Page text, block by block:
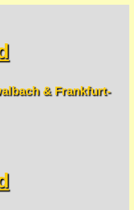
& Frankfurt-